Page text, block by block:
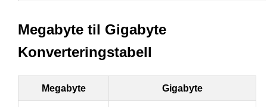
Megabyte til Gigabyte
Konverteringstabell
Megabyte Gigabyte